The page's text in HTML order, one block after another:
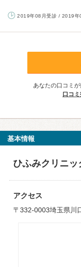
2019年08月受診 / 2019年
あなたの口コミが
口コ
基本情報
ひふみクリニッ
アクセス
〒332-0003埼玉県川